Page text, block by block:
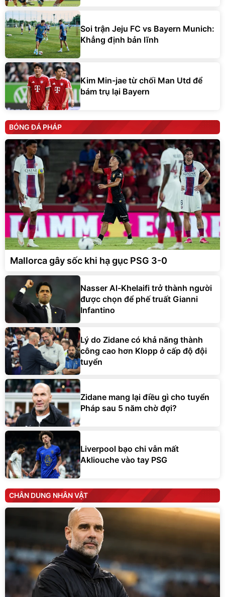
Soi trận Jeju FC vs Bayern Munich:
Khẳng định bản lĩnh
Kim Min-jae từ chối Man Utd để
bám trụ lại Bayern
BÓNG ĐÁ PHÁP
Mallorca gây sốc khi hạ gục PSG 3-0
Nasser Al-Khelaifi trở thành người
được chọn để phế truất Gianni
Infantino
Lý do Zidane có khả năng thành
công cao hơn Klopp ở cấp độ đội
tuyển
Zidane mang lại điều gì cho tuyển
Pháp sau 5 năm chờ đợi?
Liverpool bạo chi vẫn mất
Akliouche vào tay PSG
CHÂN DUNG NHÂN VẬT